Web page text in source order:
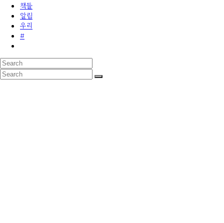
책들
알림
우리
#